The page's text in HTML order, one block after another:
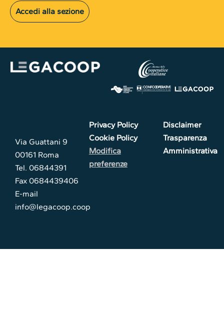
Accedi alla sezione
Via Guattani 9
00161 Roma
Tel. 06844391
Fax 0684439406
E-mail
info@legacoop.coop
Privacy Policy
Cookie Policy
Modifica
preferenze
Disclaimer
Trasparenza
Amministrativa